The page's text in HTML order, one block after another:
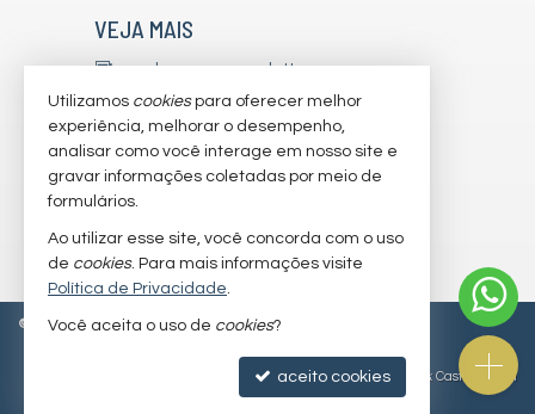
VEJA MAIS
receba nosso newsletter
indicadores financeiros
cadastre seu imóvel
imóveis favoritos
mapa de imóveis
© 2026 CRECI/SC 7179-J Política de Privacidade
Site para imobiliárias: Castel Digital
Utilizamos cookiespara oferecer melhor
experiência, melhorar o desempenho,
analisar como você interage em nosso site e
gravar informações coletadas por meio de
formulários.
Ao utilizar esse site, você concorda com o uso
de cookies. Para mais informações visite
Política de Privacidade.
Você aceita o uso de cookies?
aceito cookies